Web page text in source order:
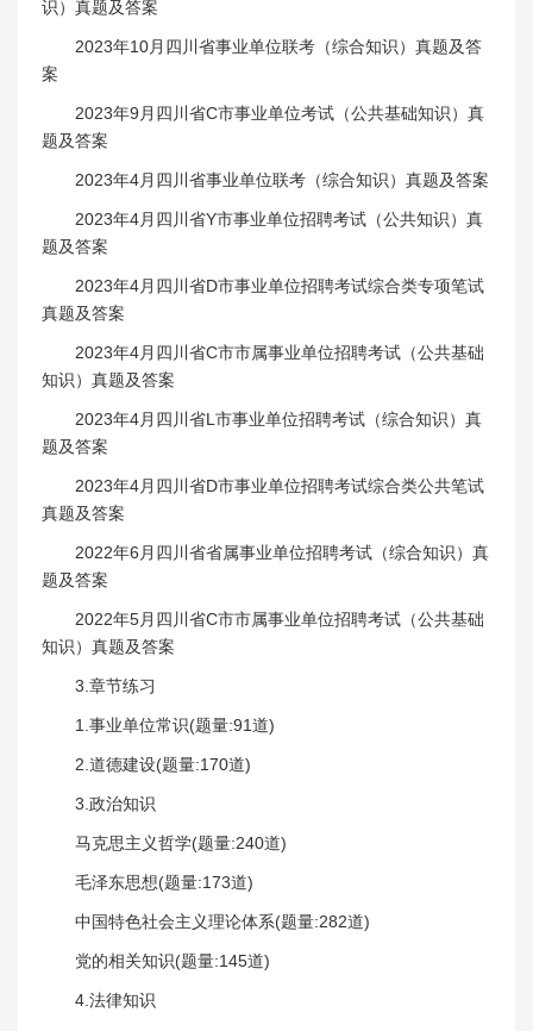
识）真题及答案
2023年10月四川省事业单位联考（综合知识）真题及答
案
2023年9月四川省C市事业单位考试（公共基础知识）真
题及答案
2023年4月四川省事业单位联考（综合知识）真题及答案
2023年4月四川省Y市事业单位招聘考试（公共知识）真
题及答案
2023年4月四川省D市事业单位招聘考试综合类专项笔试
真题及答案
2023年4月四川省C市市属事业单位招聘考试（公共基础
知识）真题及答案
2023年4月四川省L市事业单位招聘考试（综合知识）真
题及答案
2023年4月四川省D市事业单位招聘考试综合类公共笔试
真题及答案
2022年6月四川省省属事业单位招聘考试（综合知识）真
题及答案
2022年5月四川省C市市属事业单位招聘考试（公共基础
知识）真题及答案
3.章节练习
1.事业单位常识(题量:91道)
2.道德建设(题量:170道)
3.政治知识
马克思主义哲学(题量:240道)
毛泽东思想(题量:173道)
中国特色社会主义理论体系(题量:282道)
党的相关知识(题量:145道)
4.法律知识